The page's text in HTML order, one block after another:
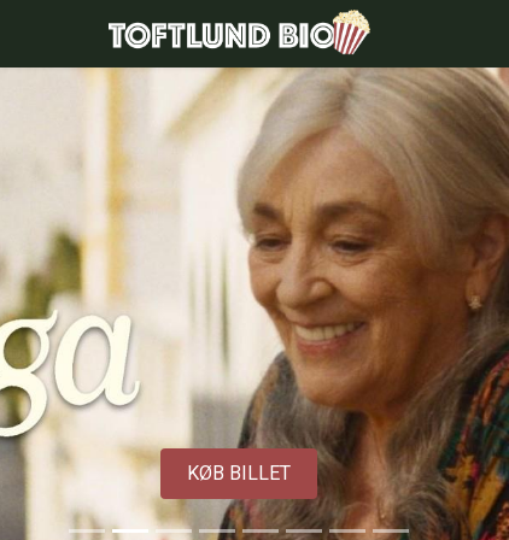
Toftlund Biograf
KØB BILLET